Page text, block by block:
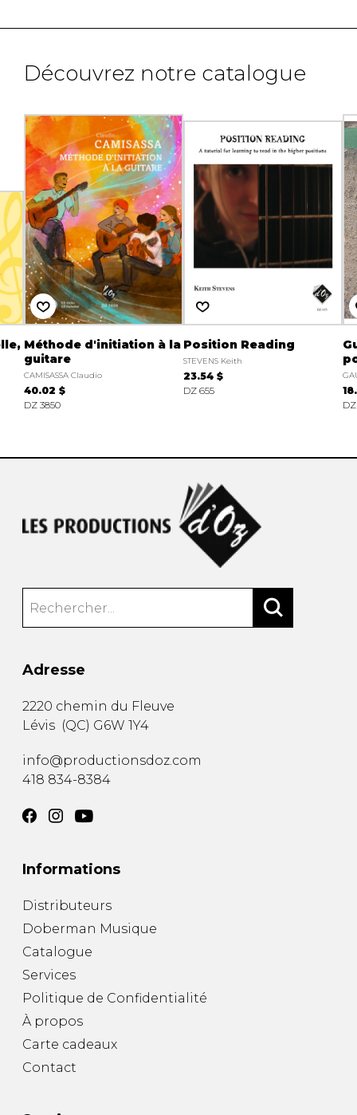
Découvrez notre catalogue
Méthode d'initiation à la
guitare
CAMISASSA Claudio
40.02 $
DZ 3850
Position Reading
STEVENS Keith
23.54 $
DZ 655
Adresse
2220 chemin du Fleuve
Lévis (QC) G6W 1Y4
info@productionsdoz.com
418 834-8384
Informations
Distributeurs
Doberman Musique
Catalogue
Services
Politique de Confidentialité
À propos
Carte cadeaux
Contact